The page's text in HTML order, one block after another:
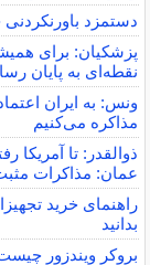
دستمزد باورنکردنی
پزشکیان: برای
نقطه‌ای به پایان
ونس: به ایران
مذاکره می‌کنیم
ذوالقدر: تا آمریکا
عمان: مذاکرات
راهنمای خرید
بدانید
بروکر ویندزور